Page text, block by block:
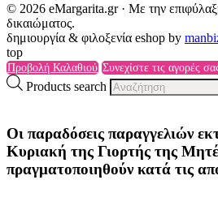
© 2026 eMargarita.gr · Με την
δικαιώματος.
δημιουργία & φιλοξενία eshop by
top
Προβολή Καλαθιού Συνεχίστε τις αγορές
Products search
Οι παραδόσεις παραγγελιών
Κυριακή της Γιορτής της
πραγματοποιηθούν κατά τις